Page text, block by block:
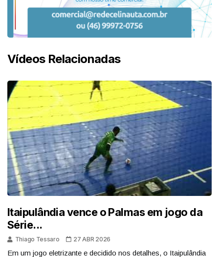
Vídeos Relacionadas
Itaipulândia vence o Palmas em jogo da
Série...
Thiago Tessaro 27 ABR 2026
Em um jogo eletrizante e decidido nos detalhes, o Itaipulândia